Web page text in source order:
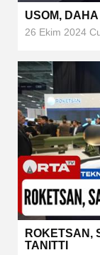
USOM,
26 Ekim 2024
ROKETSAN,
TANITTI